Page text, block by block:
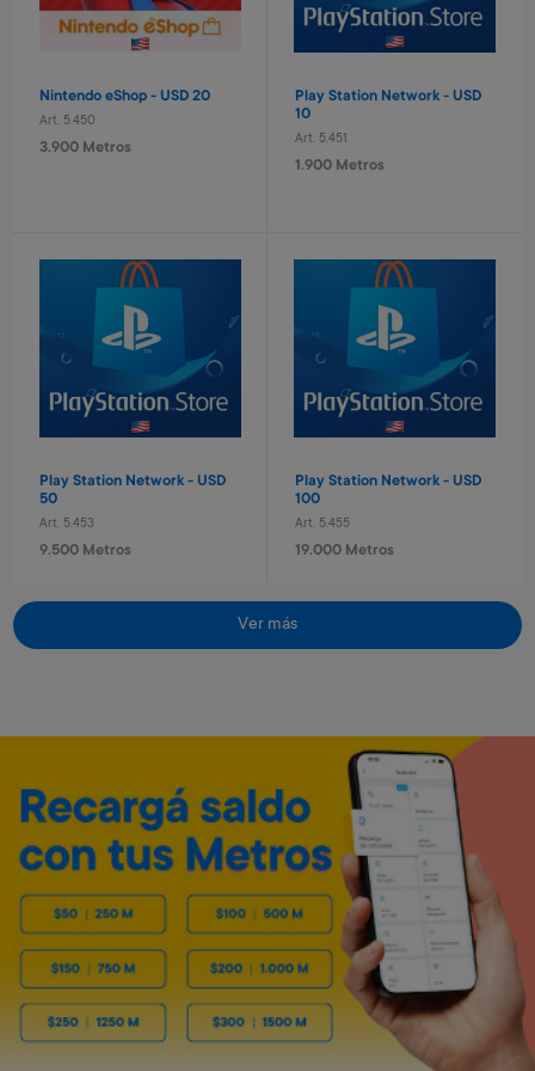
260 Metros + 4 x $90
380 Metros + 4 x $120
Puzzle progresivo Bluey
Art. 1.979
380 Metros + 4 x $120
Juego de bingo Bluey
Art. 1.980
280 Metros + 4 x $90
Art. 319
260 Metros + 4 x $80
Art. 320
1.300 Metros
260 Metros + 4 x $80
Nintendo eShop - USD 20
Art. 5.450
3.900 Metros
Play Station Network - USD
10
Art. 5.451
1.900 Metros
Play Station Network - USD
50
Art. 5.453
9.500 Metros
Play Station Network - USD
100
Art. 5.455
19.000 Metros
Roblox - USD 50
Art. 5.458
9.500 Metros
Minecraft - 1720 minecoins
Art. 5.459
1.400 Metros
Ver más